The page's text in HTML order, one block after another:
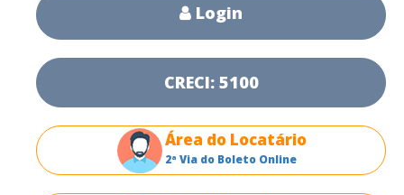
Login
CRECI: 5100
Área do Locatário
2ª Via do Boleto Online